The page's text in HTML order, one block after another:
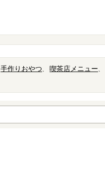
手作りおやつ 喫茶店メニュー